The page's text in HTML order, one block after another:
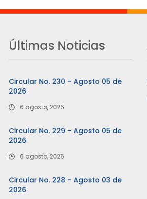
Últimas Noticias
Circular No. 230 – Agosto 05 de
2026
6 agosto, 2026
Circular No. 229 – Agosto 05 de
2026
6 agosto, 2026
Circular No. 228 – Agosto 03 de
2026